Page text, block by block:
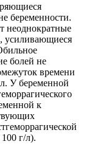
беременности.
неоднократные
усиливающиеся
болей не
времени
У беременной
к
г/л).